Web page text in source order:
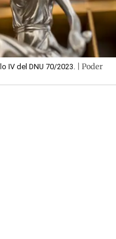
IV del DNU 70/2023. | Poder